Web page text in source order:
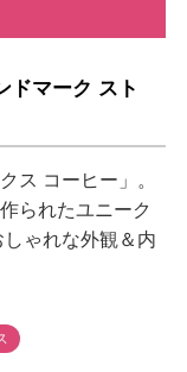
ドマーク スト
ス コーヒー」。
られたユニーク
ゃれな外観＆内